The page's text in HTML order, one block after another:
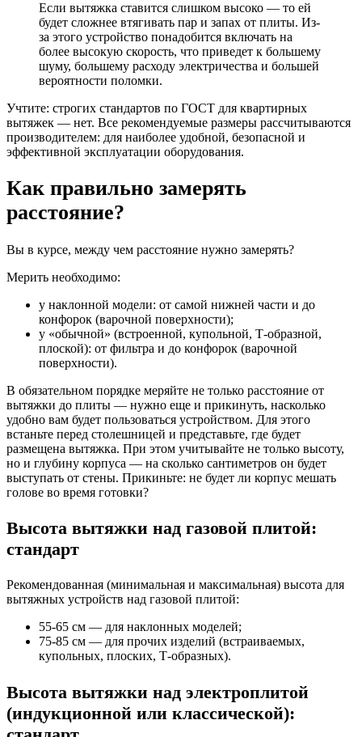
Если вытяжка ставится слишком высоко — то ей
будет сложнее втягивать пар и запах от плиты. Из-
за этого устройство понадобится включать на
более высокую скорость, что приведет к большему
шуму, большему расходу электричества и большей
вероятности поломки.
Учтите: строгих стандартов по ГОСТ для квартирных
вытяжек — нет. Все рекомендуемые размеры рассчитываются
производителем: для наиболее удобной, безопасной и
эффективной эксплуатации оборудования.
Как правильно замерять
расстояние?
Вы в курсе, между чем расстояние нужно замерять?
Мерить необходимо:
у наклонной модели: от самой нижней части и до
конфорок (варочной поверхности);
у «обычной» (встроенной, купольной, Т-образной,
плоской): от фильтра и до конфорок (варочной
поверхности).
В обязательном порядке меряйте не только расстояние от
вытяжки до плиты — нужно еще и прикинуть, насколько
удобно вам будет пользоваться устройством. Для этого
встаньте перед столешницей и представьте, где будет
размещена вытяжка. При этом учитывайте не только высоту,
но и глубину корпуса — на сколько сантиметров он будет
выступать от стены. Прикиньте: не будет ли корпус мешать
голове во время готовки?
Высота вытяжки над газовой плитой:
стандарт
Рекомендованная (минимальная и максимальная) высота для
вытяжных устройств над газовой плитой:
55-65 см — для наклонных моделей;
75-85 см — для прочих изделий (встраиваемых,
купольных, плоских, Т-образных).
Высота вытяжки над электроплитой
(индукционной или классической):